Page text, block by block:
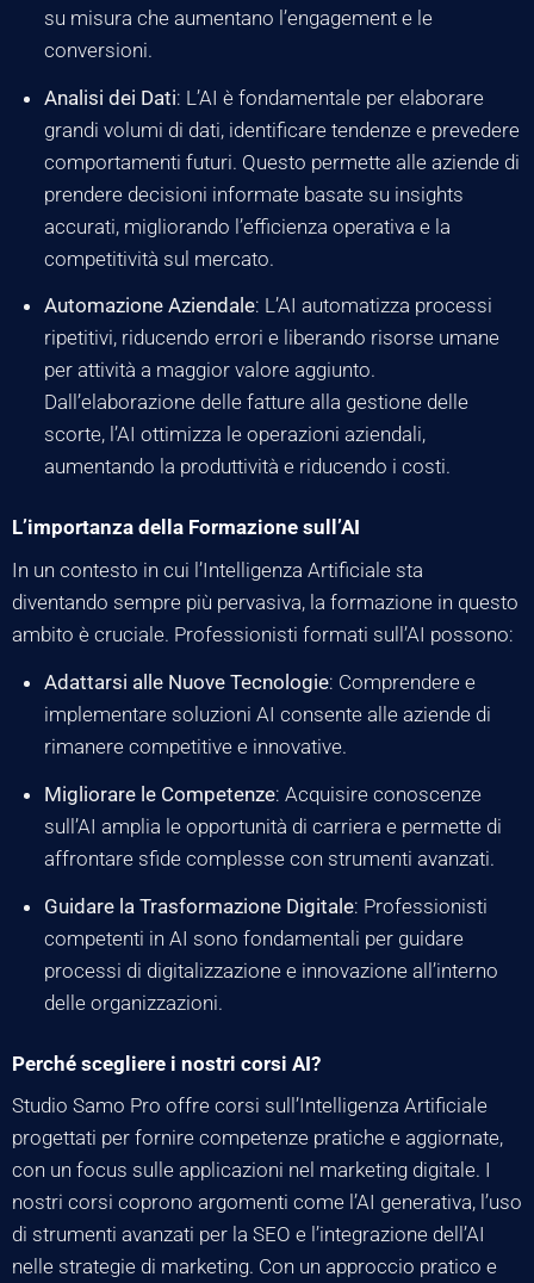
su misura che aumentano l’engagement e le
conversioni.
Analisi dei Dati: L’AI è fondamentale per elaborare
grandi volumi di dati, identificare tendenze e prevedere
comportamenti futuri. Questo permette alle aziende di
prendere decisioni informate basate su insights
accurati, migliorando l’efficienza operativa e la
competitività sul mercato.
Automazione Aziendale: L’AI automatizza processi
ripetitivi, riducendo errori e liberando risorse umane
per attività a maggior valore aggiunto.
Dall’elaborazione delle fatture alla gestione delle
scorte, l’AI ottimizza le operazioni aziendali,
aumentando la produttività e riducendo i costi.
L’importanza della Formazione sull’AI
In un contesto in cui l’Intelligenza Artificiale sta
diventando sempre più pervasiva, la formazione in questo
ambito è cruciale. Professionisti formati sull’AI possono:
Adattarsi alle Nuove Tecnologie: Comprendere e
implementare soluzioni AI consente alle aziende di
rimanere competitive e innovative.
Migliorare le Competenze: Acquisire conoscenze
sull’AI amplia le opportunità di carriera e permette di
affrontare sfide complesse con strumenti avanzati.
Guidare la Trasformazione Digitale: Professionisti
competenti in AI sono fondamentali per guidare
processi di digitalizzazione e innovazione all’interno
delle organizzazioni.
Perché scegliere i nostri corsi AI?
Studio Samo Pro offre corsi sull’Intelligenza Artificiale
progettati per fornire competenze pratiche e aggiornate,
con un focus sulle applicazioni nel marketing digitale. I
nostri corsi coprono argomenti come l’AI generativa, l’uso
di strumenti avanzati per la SEO e l’integrazione dell’AI
nelle strategie di marketing. Con un approccio pratico e